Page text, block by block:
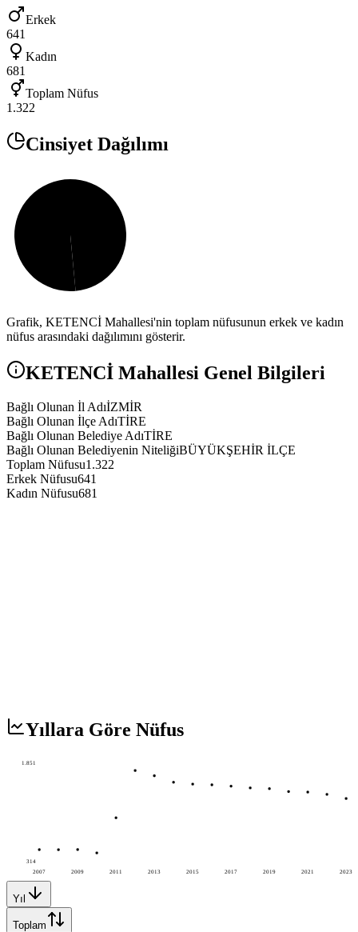
Erkek
641
Kadın
681
Toplam Nüfus
1.322
Cinsiyet Dağılımı
Grafik, KETENCİ Mahallesi'nin toplam nüfusunun erkek ve kadın
nüfus arasındaki dağılımını gösterir.
KETENCİ Mahallesi Genel Bilgileri
Bağlı Olunan İl AdıİZMİR
Bağlı Olunan İlçe AdıTİRE
Bağlı Olunan Belediye AdıTİRE
Bağlı Olunan Belediyenin NiteliğiBÜYÜKŞEHİR İLÇE
Toplam Nüfusu1.322
Erkek Nüfusu641
Kadın Nüfusu681
Yıllara Göre Nüfus
2007 2009 2011 2013 2015 2017 2019 2021 2023
1.851
314
Yıl
Toplam